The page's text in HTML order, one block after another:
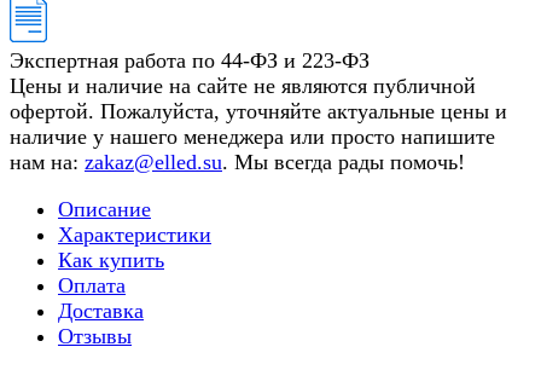
Экспертная работа по 44-ФЗ и 223-ФЗ
Цены и наличие на сайте не являются публичной
офертой. Пожалуйста, уточняйте актуальные цены и
наличие у нашего менеджера или просто напишите
нам на: zakaz@elled.su. Мы всегда рады помочь!
Описание
Характеристики
Как купить
Оплата
Доставка
Отзывы